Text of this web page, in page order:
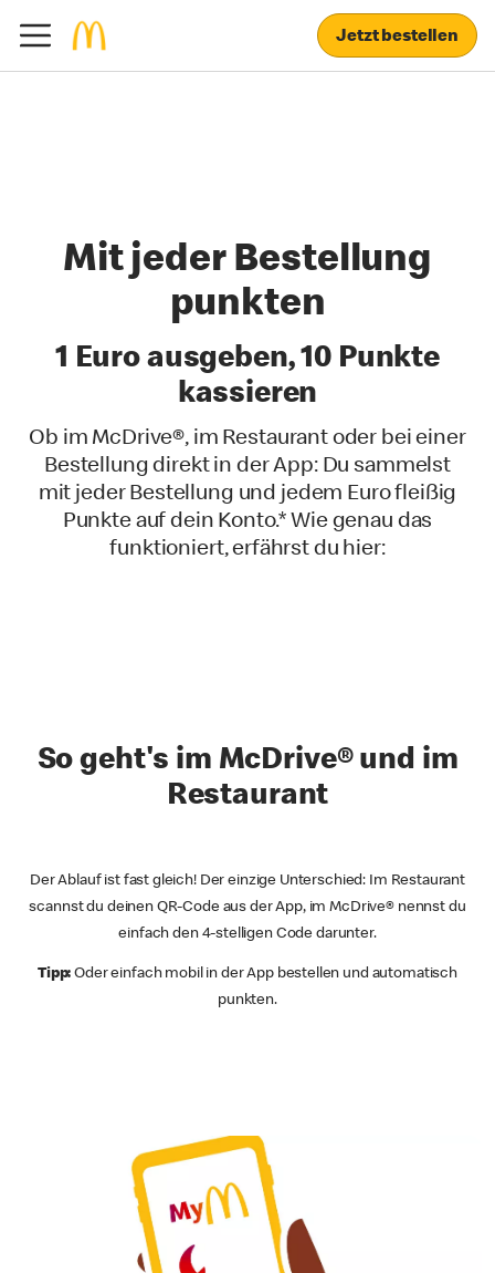
Jetzt bestellen
Mit jeder Bestellung
punkten
1 Euro ausgeben, 10 Punkte
kassieren
Ob im McDrive®, im Restaurant oder bei einer
Bestellung direkt in der App: Du sammelst
mit jeder Bestellung und jedem Euro fleißig
Punkte auf dein Konto.* Wie genau das
funktioniert, erfährst du hier:
So geht's im McDrive® und im
Restaurant
Der Ablauf ist fast gleich! Der einzige Unterschied: Im Restaurant
scannst du deinen QR-Code aus der App, im McDrive® nennst du
einfach den 4-stelligen Code darunter.
Tipp: Oder einfach mobil in der App bestellen und automatisch
punkten.